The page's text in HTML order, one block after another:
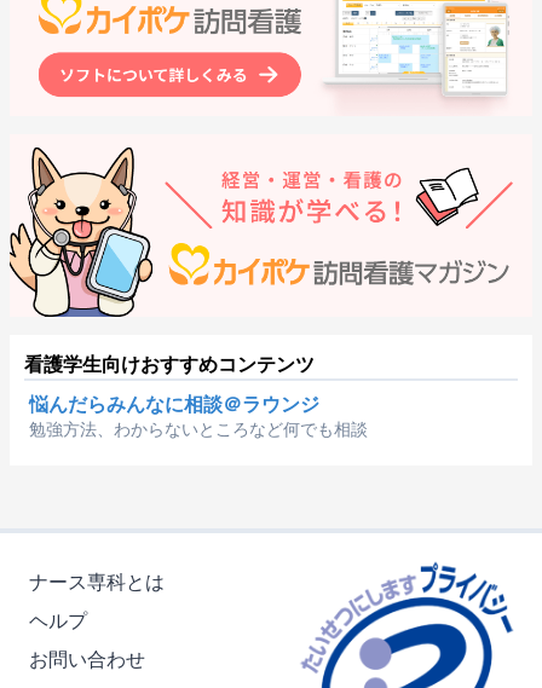
看護学生向けおすすめコンテンツ
悩んだらみんなに相談＠ラウンジ
勉強方法、わからないところなど何でも相談
ナース専科とは
ヘルプ
お問い合わせ